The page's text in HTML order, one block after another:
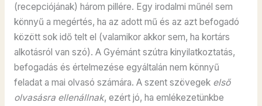
(recepciójának) három pillére. Egy irodalmi műnél sem
könnyű a megértés, ha az adott mű és az azt befogadó
között sok idő telt el (valamikor akkor sem, ha kortárs
alkotásról van szó). A Gyémánt szútra kinyilatkoztatás,
befogadás és értelmezése egyáltalán nem könnyű
feladat a mai olvasó számára. A szent szövegek első
olvasásra ellenállnak, ezért jó, ha emlékezetünkbe